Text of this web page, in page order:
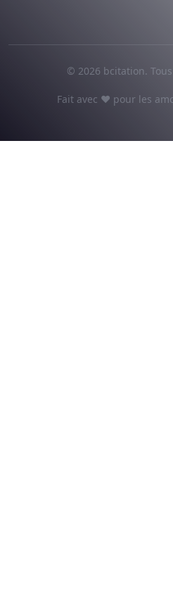
© 2026 bcitation.
Fait avec ♥ pour les